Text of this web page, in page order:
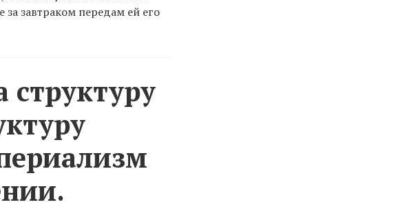
за завтраком передам ей его
структуру